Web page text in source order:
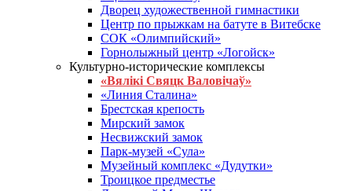
Дворец художественной гимнастики
Центр по прыжкам на батуте в Витебске
СОК «Олимпийский»
Горнолыжный центр «Логойск»
Культурно-исторические комплексы
«Вялікі Свяцк Валовічаў»
«Линия Сталина»
Брестская крепость
Мирский замок
Несвижский замок
Парк-музей «Сула»
Музейный комплекс «Дудутки»
Троицкое предместье